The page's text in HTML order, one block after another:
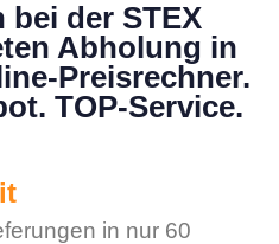
der STEX
Abholung in
Preisrechner.
TOP-Service.
in nur 60